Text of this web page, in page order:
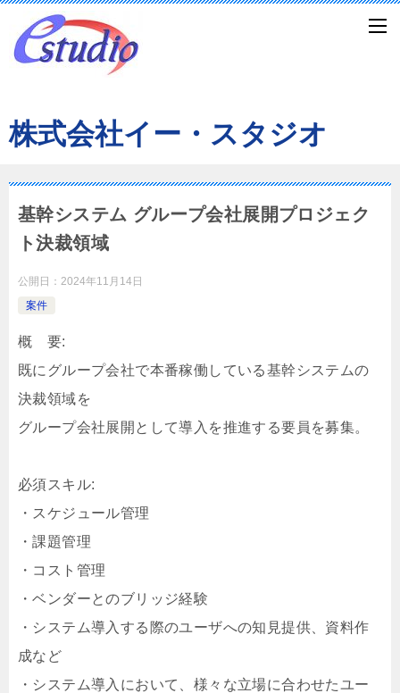
株式会社イー・スタジオ
基幹システム グループ会社展開プロジェク
ト決裁領域
公開日： 2024年11月14日
案件
概 要:
既にグループ会社で本番稼働している基幹システムの
決裁領域を
グループ会社展開として導入を推進する要員を募集。
必須スキル:
・スケジュール管理
・課題管理
・コスト管理
・ベンダーとのブリッジ経験
・システム導入する際のユーザへの知見提供、資料作
成など
・システム導入において、様々な立場に合わせたユー